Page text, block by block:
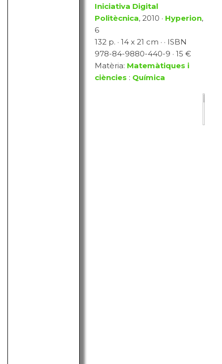
Iniciativa Digital
Politècnica, 2010 · Hyperion,
6
132 p. · 14 x 21 cm · · ISBN
978-84-9880-440-9 · 15 €
Matèria: Matemàtiques i
ciències : Química